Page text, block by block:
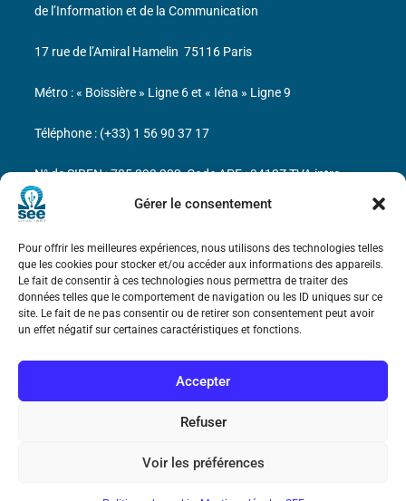
Gérer le consentement
Pour offrir les meilleures expériences, nous utilisons des technologies telles
que les cookies pour stocker et/ou accéder aux informations des appareils.
Le fait de consentir à ces technologies nous permettra de traiter des
données telles que le comportement de navigation ou les ID uniques sur ce
site. Le fait de ne pas consentir ou de retirer son consentement peut avoir
un effet négatif sur certaines caractéristiques et fonctions.
Accepter
Refuser
Voir les préférences
Marie Ampère
Mentions légales
de l’Information et de la Communication
17 rue de l’Amiral Hamelin 75116 Paris
Métro : « Boissière » Ligne 6 et « Iéna » Ligne 9
Téléphone : (+33) 1 56 90 37 17
N° de SIREN : 785 393 232, Code APE : 9412Z TVA intra-
communautaire : FR44 785 393 232